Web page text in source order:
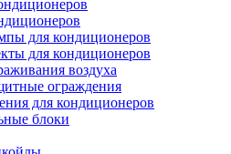
для кондиционеров
для кондиционеров
воздуха
ограждения
для кондиционеров
блоки